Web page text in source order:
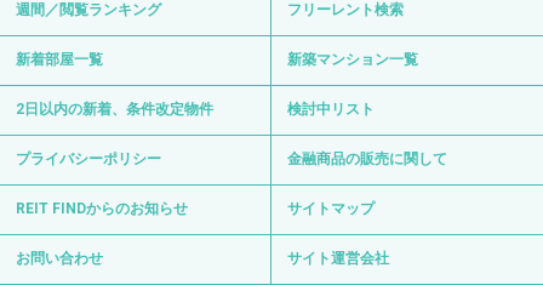
週間／閲覧ランキング フリーレント検索
新着部屋一覧 新築マンション一覧
2日以内の新着、条件改定物件 検討中リスト
プライバシーポリシー 金融商品の販売に関して
REIT FINDからのお知らせ サイトマップ
お問い合わせ サイト運営会社